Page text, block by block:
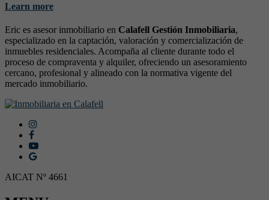
Learn more
Eric es asesor inmobiliario en Calafell Gestión Inmobiliaria,
especializado en la captación, valoración y comercialización de
inmuebles residenciales. Acompaña al cliente durante todo el
proceso de compraventa y alquiler, ofreciendo un asesoramiento
cercano, profesional y alineado con la normativa vigente del
mercado inmobiliario.
AICAT Nº 4661